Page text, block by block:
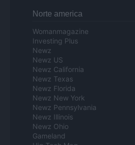
Norte america
Womanmagazine
Investing Plus
Newz
Newz US
Newz California
Newz Texas
Newz Florida
Newz New York
Newz Pennsylvania
Newz Illinois
Newz Ohio
Gameland